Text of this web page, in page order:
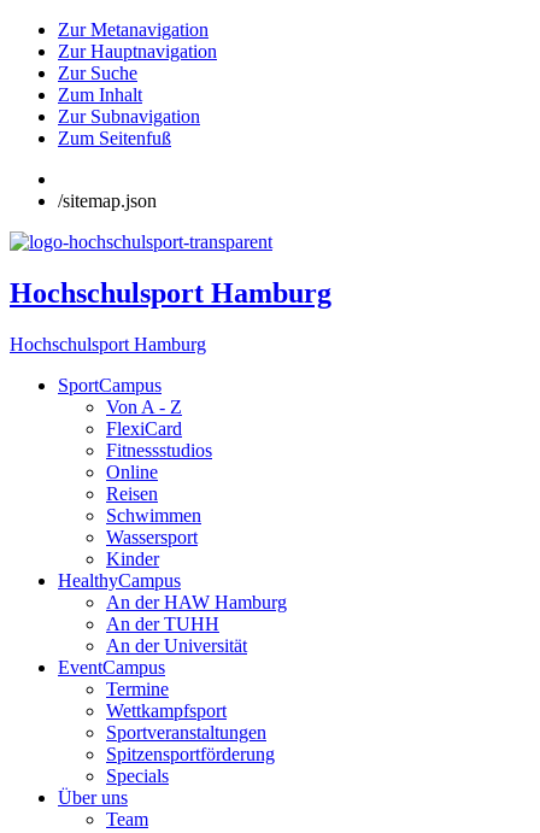
Zur Metanavigation
Zur Hauptnavigation
Zur Suche
Zum Inhalt
Zur Subnavigation
Zum Seitenfuß
/sitemap.json
Hochschulsport Hamburg
Hochschulsport Hamburg
SportCampus
Von A - Z
FlexiCard
Fitnessstudios
Online
Reisen
Schwimmen
Wassersport
Kinder
HealthyCampus
An der HAW Hamburg
An der TUHH
An der Universität
EventCampus
Termine
Wettkampfsport
Sportveranstaltungen
Spitzensportförderung
Specials
Über uns
Team